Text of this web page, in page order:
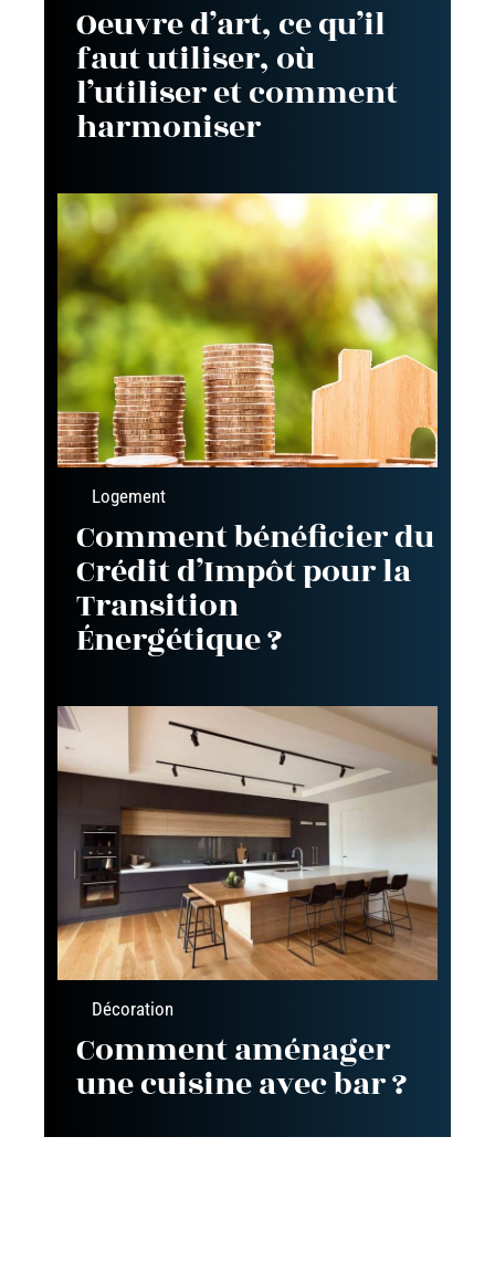
Oeuvre d’art, ce qu’il
faut utiliser, où
l’utiliser et comment
harmoniser
Logement
Comment bénéficier du
Crédit d’Impôt pour la
Transition
Énergétique ?
Décoration
Comment aménager
une cuisine avec bar ?